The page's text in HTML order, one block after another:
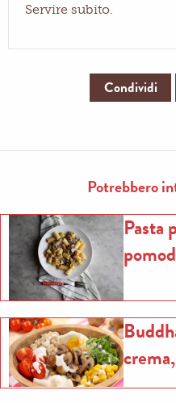
Servire subito.
Condividi
Potrebbero
Pasta